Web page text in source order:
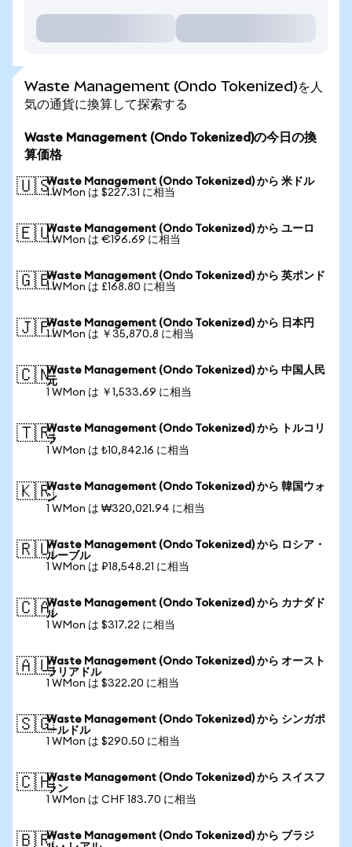
Waste Management (Ondo Tokenized)を人
気の通貨に換算して探索する
Waste Management (Ondo Tokenized)の今日の換
算価格
🇺🇸Waste Management (Ondo Tokenized) から 米ドル
1 WMon は $227.31 に相当
🇪🇺Waste Management (Ondo Tokenized) から ユーロ
1 WMon は €196.69 に相当
🇬🇧Waste Management (Ondo Tokenized) から 英ポンド
1 WMon は £168.80 に相当
🇯🇵Waste Management (Ondo Tokenized) から 日本円
1 WMon は ￥35,870.8 に相当
🇨🇳Waste Management (Ondo Tokenized) から 中国人民
元
1 WMon は ￥1,533.69 に相当
🇹🇷Waste Management (Ondo Tokenized) から トルコリ
ラ
1 WMon は ₺10,842.16 に相当
🇰🇷Waste Management (Ondo Tokenized) から 韓国ウォ
ン
1 WMon は ₩320,021.94 に相当
🇷🇺Waste Management (Ondo Tokenized) から ロシア・
ルーブル
1 WMon は ₽18,548.21 に相当
🇨🇦Waste Management (Ondo Tokenized) から カナダド
ル
1 WMon は $317.22 に相当
🇦🇺Waste Management (Ondo Tokenized) から オースト
ラリアドル
1 WMon は $322.20 に相当
🇸🇬Waste Management (Ondo Tokenized) から シンガポ
ールドル
1 WMon は $290.50 に相当
🇨🇭Waste Management (Ondo Tokenized) から スイスフ
ラン
1 WMon は CHF 183.70 に相当
🇧🇷Waste Management (Ondo Tokenized) から ブラジ